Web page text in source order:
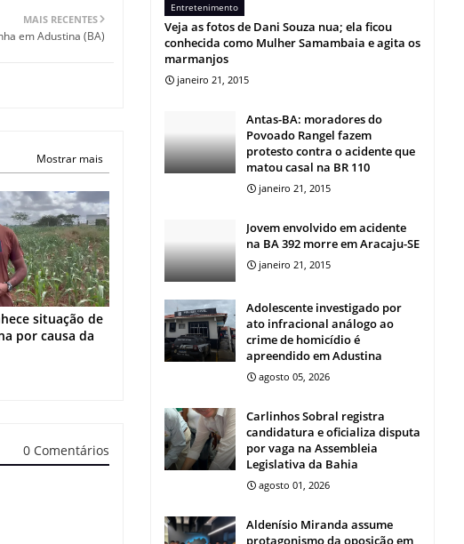
MAIS RECENTES
em Adustina (BA)
Mostrar mais
situação de
por causa da
0 Comentários
Entretenimento
Veja as fotos de Dani Souza nua; ela ficou
conhecida como Mulher Samambaia e agita os
marmanjos
janeiro 21, 2015
Antas-BA: moradores do
Povoado Rangel fazem
protesto contra o acidente que
matou casal na BR 110
janeiro 21, 2015
Jovem envolvido em acidente
na BA 392 morre em Aracaju-SE
janeiro 21, 2015
Adolescente investigado por
ato infracional análogo ao
crime de homicídio é
apreendido em Adustina
agosto 05, 2026
Carlinhos Sobral registra
candidatura e oficializa disputa
por vaga na Assembleia
Legislativa da Bahia
agosto 01, 2026
Aldenísio Miranda assume
protagonismo da oposição em